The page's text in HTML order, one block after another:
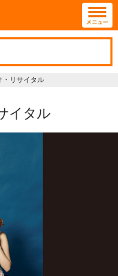
・リサイタル
イタル